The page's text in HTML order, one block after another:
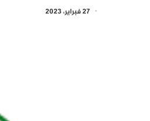
27 فبراير، 2023